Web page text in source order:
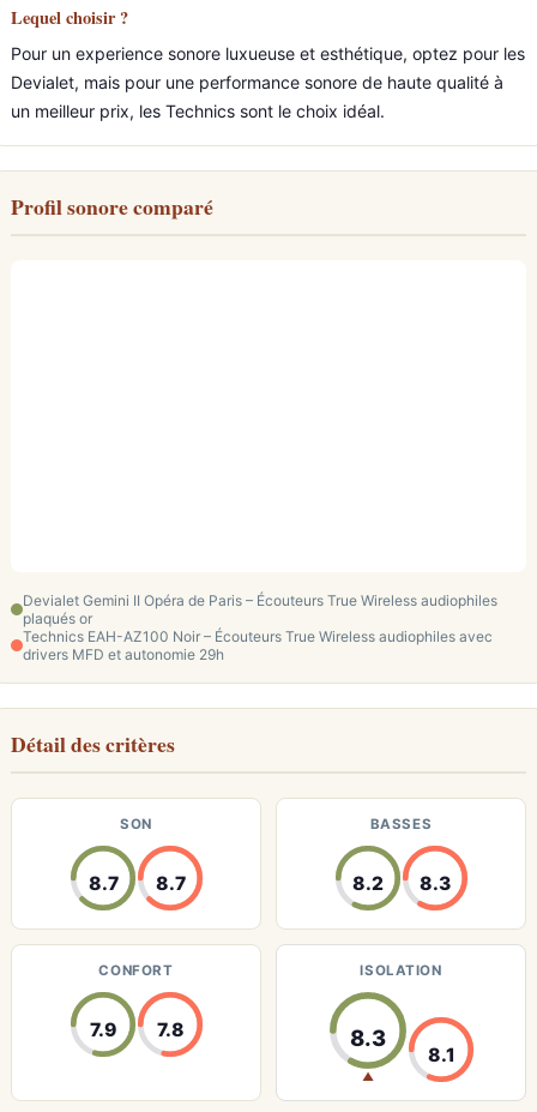
Lequel choisir ?
Pour un experience sonore luxueuse et esthétique, optez pour les
Devialet, mais pour une performance sonore de haute qualité à
un meilleur prix, les Technics sont le choix idéal.
Profil sonore comparé
Devialet Gemini II Opéra de Paris – Écouteurs True Wireless audiophiles
plaqués or
Technics EAH-AZ100 Noir – Écouteurs True Wireless audiophiles avec
drivers MFD et autonomie 29h
Détail des critères
SON
8.7 8.7
BASSES
8.2 8.3
CONFORT
7.9 7.8
ISOLATION
8.3
▲
8.1